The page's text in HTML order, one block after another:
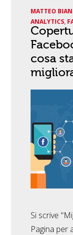
MATTEO
ANALYTICS,
cosa
Si scrive
Pagina per